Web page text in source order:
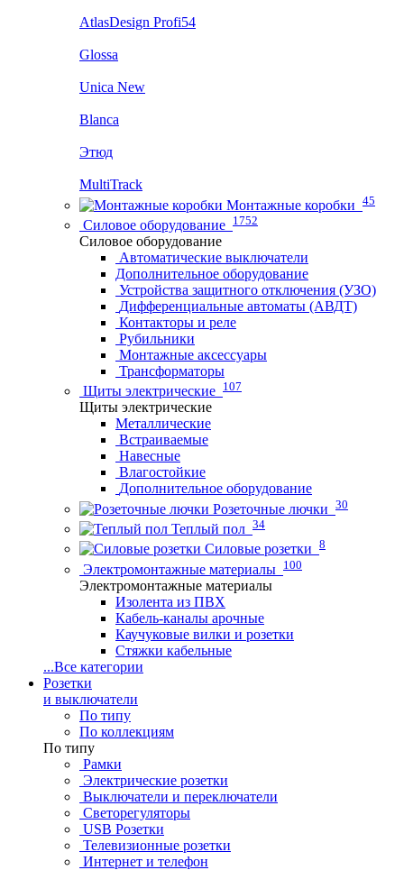
AtlasDesign Profi54
Glossa
Unica New
Blanca
Этюд
MultiTrack
Монтажные коробки 45
Силовое оборудование 1752
Силовое оборудование
Автоматические выключатели
Дополнительное оборудование
Устройства защитного отключения (УЗО)
Дифференциальные автоматы (АВДТ)
Контакторы и реле
Рубильники
Монтажные аксессуары
Трансформаторы
Щиты электрические 107
Щиты электрические
Металлические
Встраиваемые
Навесные
Влагостойкие
Дополнительное оборудование
Розеточные лючки 30
Теплый пол 34
Силовые розетки 8
Электромонтажные материалы 100
Электромонтажные материалы
Изолента из ПВХ
Кабель-каналы арочные
Каучуковые вилки и розетки
Стяжки кабельные
...Все категории
Розетки
и выключатели
По типу
По коллекциям
По типу
Рамки
Электрические розетки
Выключатели и переключатели
Светорегуляторы
USB Розетки
Телевизионные розетки
Интернет и телефон